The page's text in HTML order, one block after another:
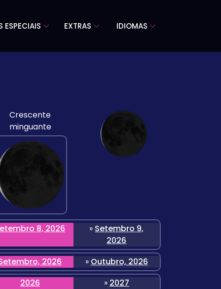
ESPECIAIS EXTRAS IDIOMAS
Crescente
minguante
8, 2026 » Setembro 9,
2026
2026
» Outubro, 2026
2026
» 2027